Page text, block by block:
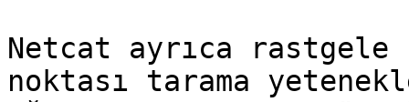
Netcat ayrıca
noktası tarama